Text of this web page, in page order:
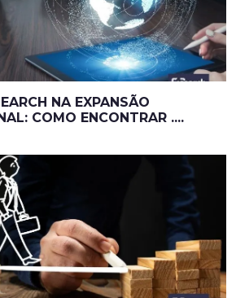
NA EXPANSÃO
COMO ENCONTRAR ....